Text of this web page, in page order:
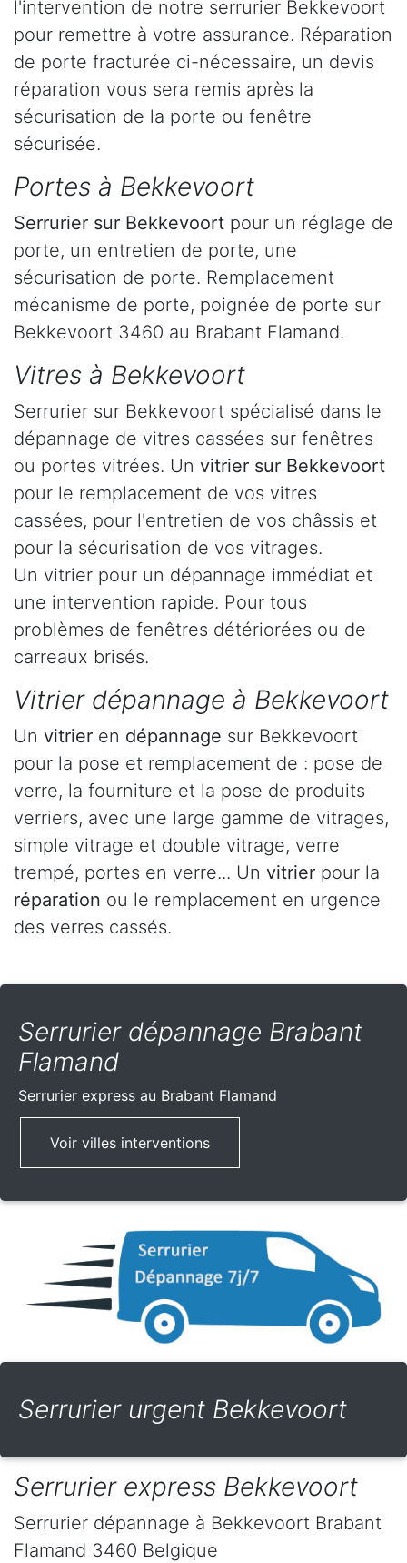
l'intervention de notre serrurier Bekkevoort
pour remettre à votre assurance. Réparation
de porte fracturée ci-nécessaire, un devis
réparation vous sera remis après la
sécurisation de la porte ou fenêtre
sécurisée.
Portes à Bekkevoort
Serrurier sur Bekkevoort pour un réglage de
porte, un entretien de porte, une
sécurisation de porte. Remplacement
mécanisme de porte, poignée de porte sur
Bekkevoort 3460 au Brabant Flamand.
Vitres à Bekkevoort
Serrurier sur Bekkevoort spécialisé dans le
dépannage de vitres cassées sur fenêtres
ou portes vitrées. Un vitrier sur Bekkevoort
pour le remplacement de vos vitres
cassées, pour l'entretien de vos châssis et
pour la sécurisation de vos vitrages.
Un vitrier pour un dépannage immédiat et
une intervention rapide. Pour tous
problèmes de fenêtres détériorées ou de
carreaux brisés.
Vitrier dépannage à Bekkevoort
Un vitrier en dépannage sur Bekkevoort
pour la pose et remplacement de : pose de
verre, la fourniture et la pose de produits
verriers, avec une large gamme de vitrages,
simple vitrage et double vitrage, verre
trempé, portes en verre... Un vitrier pour la
réparation ou le remplacement en urgence
des verres cassés.
Serrurier dépannage Brabant
Flamand
Serrurier express au Brabant Flamand
Voir villes interventions
Serrurier urgent Bekkevoort
Serrurier express Bekkevoort
Serrurier dépannage à Bekkevoort Brabant
Flamand 3460 Belgique